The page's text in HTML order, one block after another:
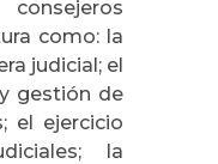
como: la
judicial; el
gestión de
el ejercicio
la